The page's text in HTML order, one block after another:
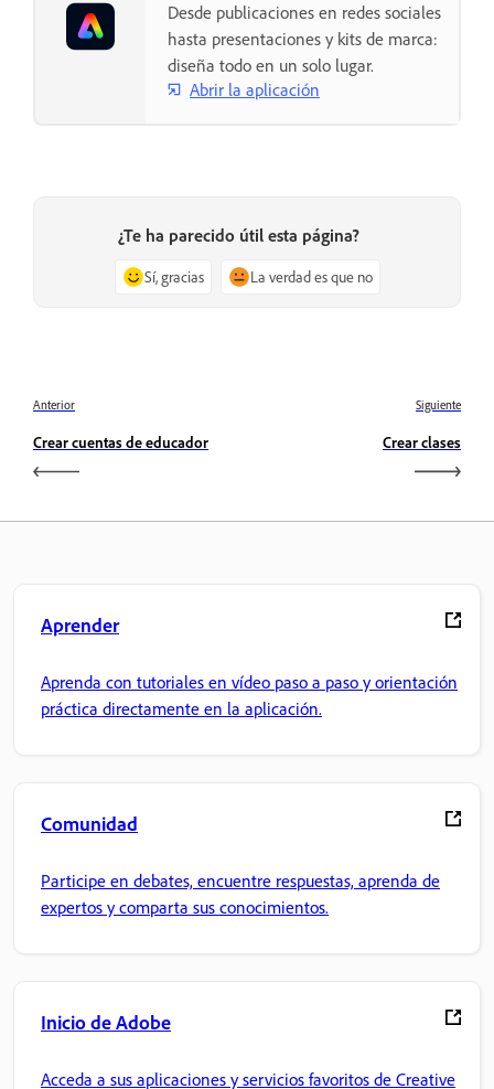
Desde publicaciones en redes sociales
hasta presentaciones y kits de marca:
diseña todo en un solo lugar.
Abrir la aplicación
¿Te ha parecido útil esta página?
Sí, gracias La verdad es que no
Anterior
Crear cuentas de educador
Siguiente
Crear clases
Aprender
Aprenda con tutoriales en vídeo paso a paso y orientación
práctica directamente en la aplicación.
Comunidad
Participe en debates, encuentre respuestas, aprenda de
expertos y comparta sus conocimientos.
Inicio de Adobe
Acceda a sus aplicaciones y servicios favoritos de Creative